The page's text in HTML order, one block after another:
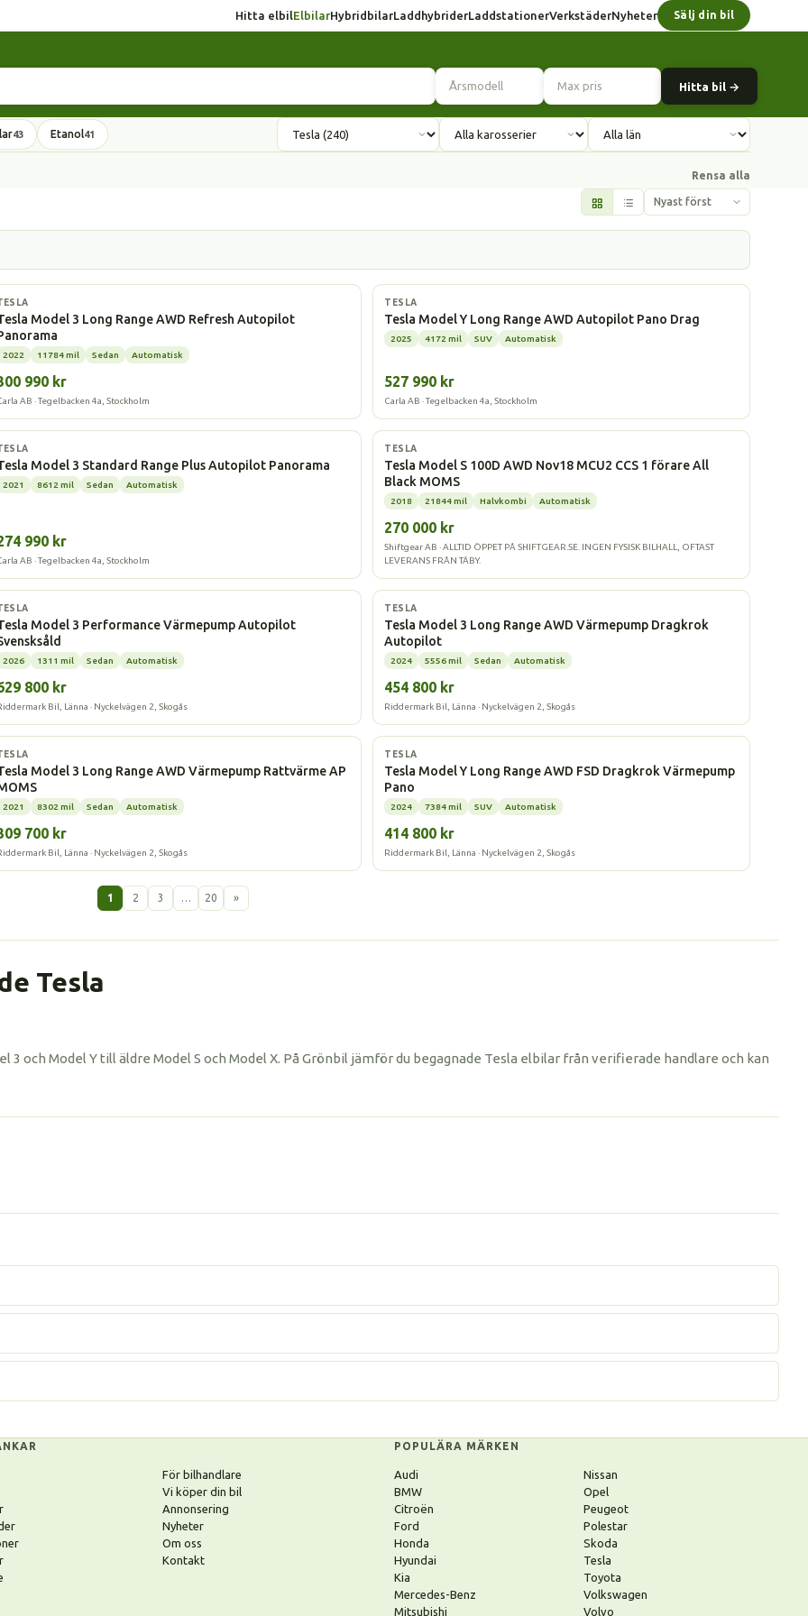
Hitta elbilElbilarHybridbilarLaddhybriderLaddstationerVerkstäderNyheter Sälj din bil
Hitta bil →
43 Etanol41
Rensa alla
Elbil
Model 3 Long Range AWD Refresh Autopilot
2022 11784 mil Sedan Automatisk
990 kr
AB · Tegelbacken 4a, Stockholm
Elbil
TESLA
Tesla Model Y Long Range AWD Autopilot Pano Drag
2025 4172 mil SUV Automatisk
527 990 kr
Carla AB · Tegelbacken 4a, Stockholm
Elbil
Model 3 Standard Range Plus Autopilot Panorama
2021 8612 mil Sedan Automatisk
990 kr
AB · Tegelbacken 4a, Stockholm
Elbil
TESLA
Tesla Model S 100D AWD Nov18 MCU2 CCS 1 förare All
Black MOMS
2018 21844 mil Halvkombi Automatisk
270 000 kr
Shiftgear AB · ALLTID ÖPPET PÅ SHIFTGEAR.SE. INGEN FYSISK BILHALL, OFTAST
LEVERANS FRÅN TÄBY.
Elbil
Model 3 Performance Värmepump Autopilot
2026 1311 mil Sedan Automatisk
800 kr
Bil, Länna · Nyckelvägen 2, Skogås
Elbil
TESLA
Tesla Model 3 Long Range AWD Värmepump Dragkrok
Autopilot
2024 5556 mil Sedan Automatisk
454 800 kr
Riddermark Bil, Länna · Nyckelvägen 2, Skogås
Elbil
Model 3 Long Range AWD Värmepump Rattvärme AP
2021 8302 mil Sedan Automatisk
700 kr
Bil, Länna · Nyckelvägen 2, Skogås
Elbil
TESLA
Tesla Model Y Long Range AWD FSD Dragkrok Värmepump
Pano
2024 7384 mil SUV Automatisk
414 800 kr
Riddermark Bil, Länna · Nyckelvägen 2, Skogås
1 2 3 … 20 »
Tesla
och Model Y till äldre Model S och Model X. På Grönbil jämför du begagnade Tesla elbilar från verifierade handlare och kan
För bilhandlare
Vi köper din bil
Annonsering
Nyheter
Om oss
Kontakt
POPULÄRA MÄRKEN
Audi
BMW
Citroën
Ford
Honda
Hyundai
Kia
Mercedes-Benz
Mitsubishi
Nissan
Opel
Peugeot
Polestar
Skoda
Tesla
Toyota
Volkswagen
Volvo